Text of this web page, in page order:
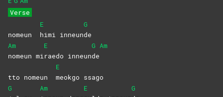
Verse
nomeun
E
himi inneun
G
de
Am
nomeun mi
E
raedo inneun
G
de
Am
tto nomeun
E
meokgo ssago
G
Am
E
G